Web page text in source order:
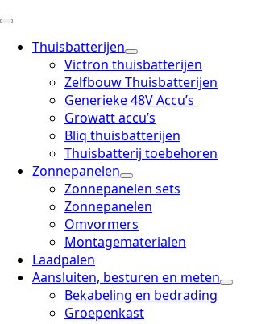
Thuisbatterijen
Victron thuisbatterijen
Zelfbouw Thuisbatterijen
Generieke 48V Accu’s
Growatt accu’s
Bliq thuisbatterijen
Thuisbatterij toebehoren
Zonnepanelen
Zonnepanelen sets
Zonnepanelen
Omvormers
Montagematerialen
Laadpalen
Aansluiten, besturen en meten
Bekabeling en bedrading
Groepenkast